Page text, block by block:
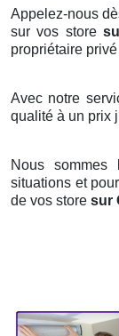
Appelez-nous
sur vos store
propriétaire
Avec notre
qualité à un prix
Nous
situations et
de vos store sur